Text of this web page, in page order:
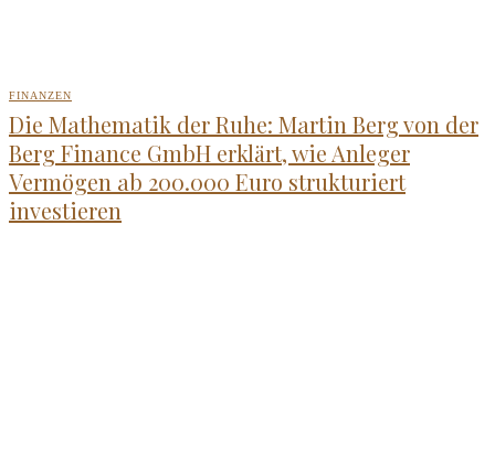
FINANZEN
Die Mathematik der Ruhe: Martin Berg von der
Berg Finance GmbH erklärt, wie Anleger
Vermögen ab 200.000 Euro strukturiert
investieren